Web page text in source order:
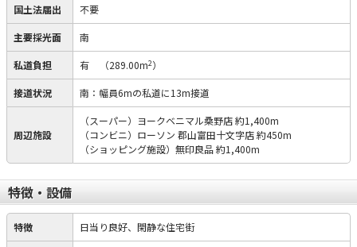
国土法届出 不要
主要採光面 南
私道負担 有 （289.00m2）
接道状況 南：幅員6mの私道に13m接道
周辺施設
（スーパー）ヨークベニマル桑野店 約1,400m
（コンビニ）ローソン 郡山富田十文字店 約450m
（ショッピング施設）無印良品 約1,400m
特徴・設備
特徴 日当り良好、閑静な住宅街